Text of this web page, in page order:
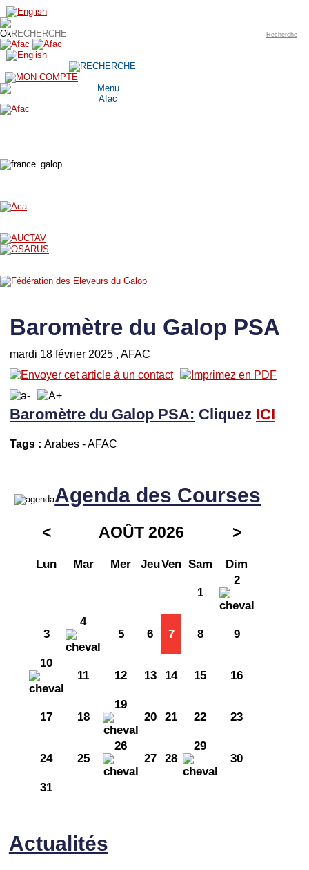
Recherche
Baromètre du Galop PSA
mardi 18 février 2025 , AFAC
Baromètre du Galop PSA: Cliquez ICI
Tags : Arabes -AFAC
Agenda des Courses
< AOÛT 2026 >
Lun Mar Mer JeuVen Sam Dim
1
2
3
4
5
6 7 8 9
10
11
12 13 14 15 16
17 18
19
20
21 22 23
24 25
26
27
28
29
30
31
Actualités